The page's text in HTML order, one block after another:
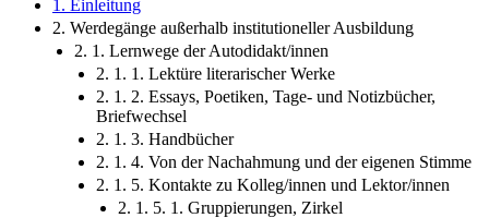
1. Einleitung
2. Werdegänge außerhalb institutioneller Ausbildung
2. 1. Lernwege der Autodidakt/innen
2. 1. 1. Lektüre literarischer Werke
2. 1. 2. Essays, Poetiken, Tage- und Notizbücher,
Briefwechsel
2. 1. 3. Handbücher
2. 1. 4. Von der Nachahmung und der eigenen Stimme
2. 1. 5. Kontakte zu Kolleg/innen und Lektor/innen
2. 1. 5. 1. Gruppierungen, Zirkel